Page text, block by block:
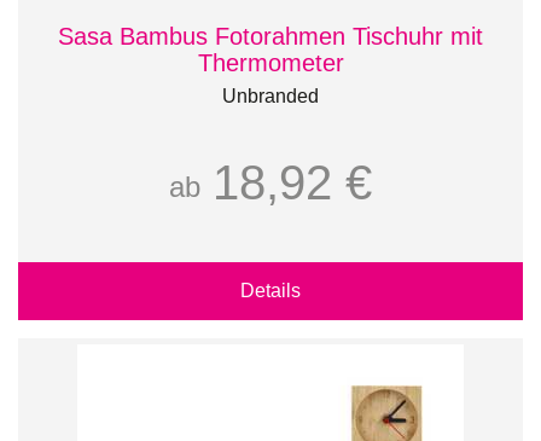
Sasa Bambus Fotorahmen Tischuhr mit
Thermometer
Unbranded
ab 18,92 €
Details